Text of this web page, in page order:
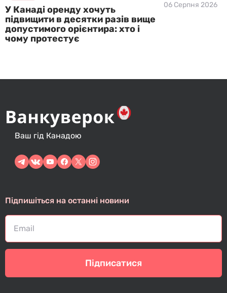
У Канаді оренду хочуть
підвищити в десятки разів вище
допустимого орієнтира: хто і
чому протестує
06 Серпня 2026
Ваш гід Канадою
Підпишіться на останні новини
Підписатися